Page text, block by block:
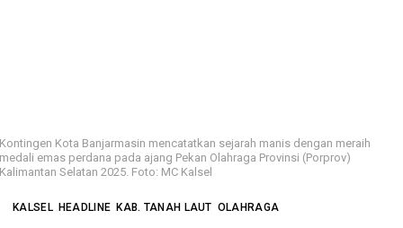
Kontingen Kota Banjarmasin mencatatkan sejarah manis dengan meraih
medali emas perdana pada ajang Pekan Olahraga Provinsi (Porprov)
Kalimantan Selatan 2025. Foto: MC Kalsel
KALSEL HEADLINE KAB. TANAH LAUT OLAHRAGA